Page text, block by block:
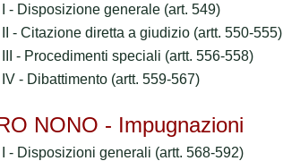
- Disposizione generale (art. 549)
- Citazione diretta a giudizio (artt. 550-555)
- Procedimenti speciali (artt. 556-558)
- Dibattimento (artt. 559-567)
NONO - Impugnazioni
- Disposizioni generali (artt. 568-592)